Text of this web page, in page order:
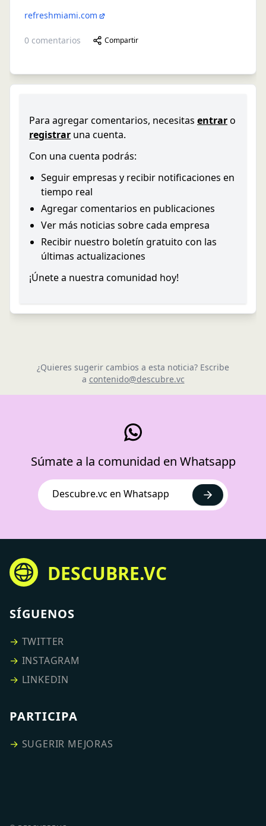
refreshmiami.com
0 comentarios Compartir
Para agregar comentarios, necesitas entraro
registrar una cuenta.
Con una cuenta podrás:
Seguir empresas y recibir notificaciones en
tiempo real
Agregar comentarios en publicaciones
Ver más noticias sobre cada empresa
Recibir nuestro boletín gratuito con las
últimas actualizaciones
¡Únete a nuestra comunidad hoy!
¿Quieres sugerir cambios a esta noticia? Escribe
a contenido@descubre.vc
Súmate a la comunidad en Whatsapp
Descubre.vc en Whatsapp
DESCUBRE.VC
SÍGUENOS
→ TWITTER
→ INSTAGRAM
→ LINKEDIN
PARTICIPA
→ SUGERIR MEJORAS